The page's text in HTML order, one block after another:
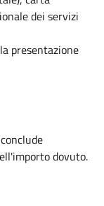
dei servizi
presentazione
dovuto.